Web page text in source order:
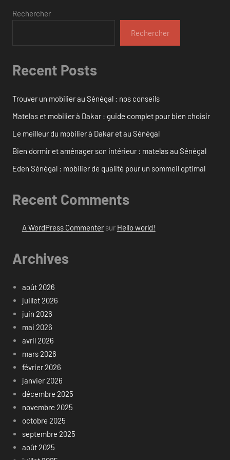
Rechercher
Rechercher
Recent Posts
Trouver un mobilier au Sénégal : nos conseils
Matelas et mobilier à Dakar : guide complet pour bien choisir
Le meilleur du mobilier à Dakar et au Sénégal
Bien dormir et aménager son intérieur : matelas au Sénégal
Eden Sénégal : mobilier de qualité pour un sommeil optimal
Recent Comments
A WordPress Commentersur Hello world!
Archives
août 2026
juillet 2026
juin 2026
mai 2026
avril 2026
mars 2026
février 2026
janvier 2026
décembre 2025
novembre 2025
octobre 2025
septembre 2025
août 2025